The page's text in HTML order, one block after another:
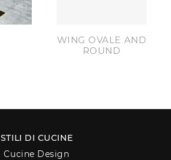
WING OVALE AND
ROUND
STILI DI CUCINE
Cucine Design